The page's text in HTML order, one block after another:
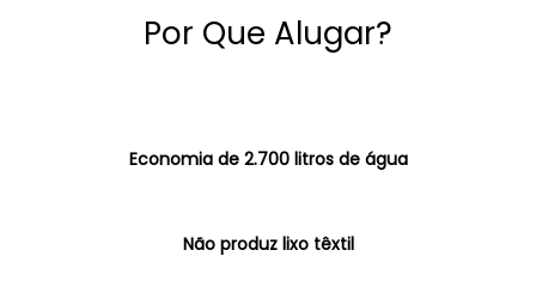
Por Que Alugar?
Economia de 2.700 litros de água
Não produz lixo têxtil